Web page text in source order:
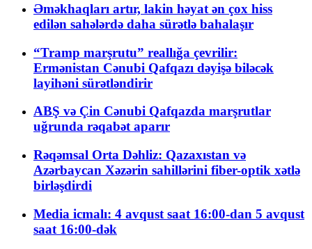
Əməkhaqları artır, lakin həyat ən çox hiss
edilən sahələrdə daha sürətlə bahalaşır
“Tramp marşrutu” reallığa çevrilir:
Ermənistan Cənubi Qafqazı dəyişə biləcək
layihəni sürətləndirir
ABŞ və Çin Cənubi Qafqazda marşrutlar
uğrunda rəqabət aparır
Rəqəmsal Orta Dəhliz: Qazaxıstan və
Azərbaycan Xəzərin sahillərini fiber-optik xətlə
birləşdirdi
Media icmalı: 4 avqust saat 16:00-dan 5 avqust
saat 16:00-dək